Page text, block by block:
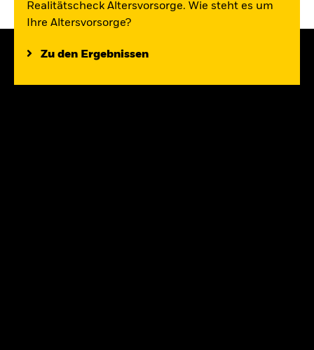
Realitätscheck Altersvorsorge. Wie steht es um
Ihre Altersvorsorge?
Zu den Ergebnissen